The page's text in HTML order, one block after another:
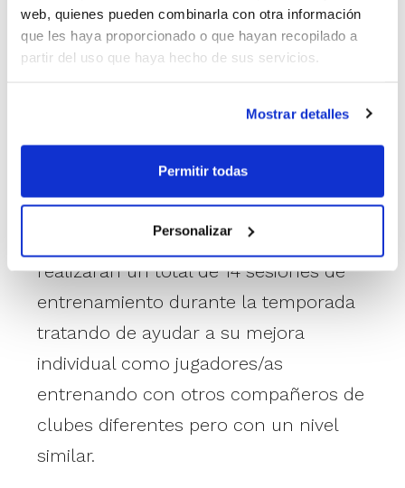
web, quienes pueden combinarla con otra información
que les haya proporcionado o que hayan recopilado a
partir del uso que haya hecho de sus servicios.
Mostrar detalles
Permitir todas
Personalizar
participación en el próximo Campeonato
de España Minibasket de Selecciones
por otro lado,
constituir los grupos de trabajo que
integrarán esta temporada la Fase de
Tecnificación, en la que habrá tres sedes
en toda la Comunitat. En ellas se
realizarán un total de 14 sesiones de
entrenamiento durante la temporada
tratando de ayudar a su mejora
individual como jugadores/as
entrenando con otros compañeros de
clubes diferentes pero con un nivel
similar.